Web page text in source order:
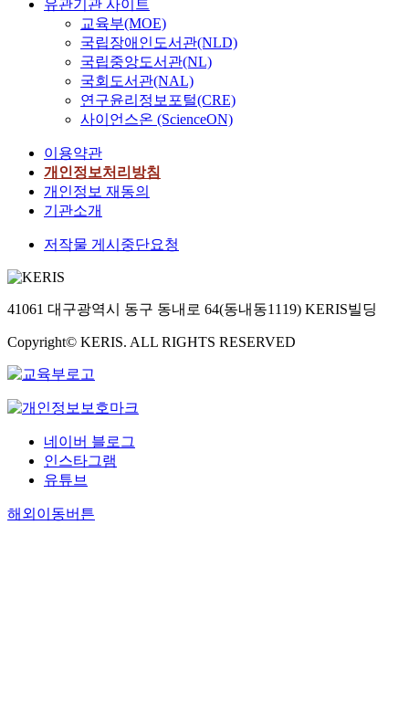
유관기관 사이트
교육부(MOE)
국립장애인도서관(NLD)
국립중앙도서관(NL)
국회도서관(NAL)
연구윤리정보포털(CRE)
사이언스온 (ScienceON)
이용약관
개인정보처리방침
개인정보 재동의
기관소개
저작물 게시중단요청
41061 대구광역시 동구 동내로 64(동내동1119) KERIS빌딩
Copyright© KERIS. ALL RIGHTS RESERVED
네이버 블로그
인스타그램
유튜브
해외이동버튼